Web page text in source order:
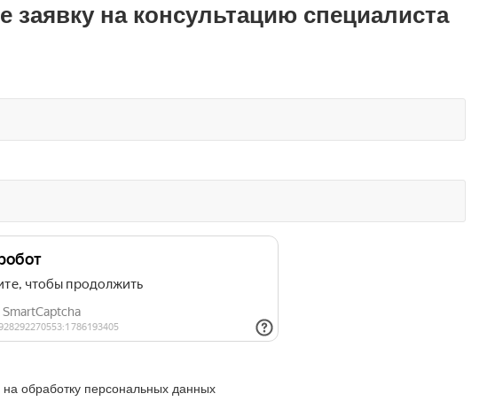
заявку на консультацию специалиста
на обработку персональных данных